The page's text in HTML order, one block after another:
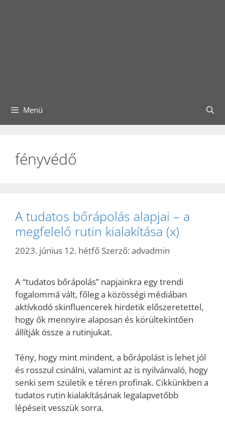
Menü
fényvédő
A tudatos bőrápolás alapjai – a
megfelelő rutin kialakítása (x)
2023. június 12. hétfő Szerző: advadmin
A “tudatos bőrápolás” napjainkra egy trendi
fogalommá vált, főleg a közösségi médiában
aktívkodó skinfluencerek hirdetik előszeretettel,
hogy ők mennyire alaposan és körültekintően
állítják össze a rutinjukat.
Tény, hogy mint mindent, a bőrápolást is lehet jól
és rosszul csinálni, valamint az is nyilvánvaló, hogy
senki sem születik e téren profinak. Cikkünkben a
tudatos rutin kialakításának legalapvetőbb
lépéseit vesszük sorra.